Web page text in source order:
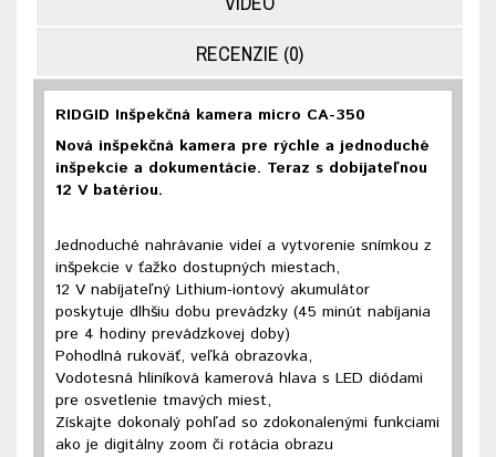
RECENZIE (0)
RIDGID Inšpekčná kamera micro CA-350
Nová inšpekčná kamera pre rýchle a jednoduché
inšpekcie a dokumentácie. Teraz s dobíjateľnou
12 V batériou.
Jednoduché nahrávanie videí a vytvorenie snímkou z
inšpekcie v ťažko dostupných miestach,
12 V nabíjateľný Lithium-iontový akumulátor
poskytuje dlhšiu dobu prevádzky (45 minút nabíjania
pre 4 hodiny prevádzkovej doby)
Pohodlná rukoväť, veľká obrazovka,
Vodotesná hliníková kamerová hlava s LED diódami
pre osvetlenie tmavých miest,
Získajte dokonalý pohľad so zdokonalenými funkciami
ako je digitálny zoom či rotácia obrazu